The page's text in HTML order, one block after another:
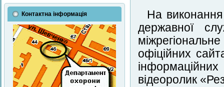
Контактна інформація
На
державної
офіційних
відеоролик